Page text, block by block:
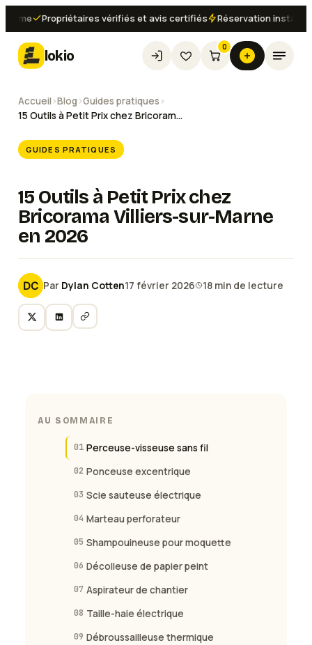
Propriétaires vérifiés et avis certifiés Réservation instantanée
lokio
0
Accueil ›Blog›Guides pratiques ›
15 Outils à Petit Prix chez Bricorama Villiers-sur-Marne en 2026
GUIDES PRATIQUES
15 Outils à Petit Prix chez
Bricorama Villiers-sur-Marne
en 2026
Par Dylan Cotten17 février 2026 18 min de lecture
AU SOMMAIRE
01 Perceuse-visseuse sans fil
02 Ponceuse excentrique
03 Scie sauteuse électrique
04 Marteau perforateur
05 Shampouineuse pour moquette
06 Décolleuse de papier peint
07 Aspirateur de chantier
08 Taille-haie électrique
09 Débroussailleuse thermique